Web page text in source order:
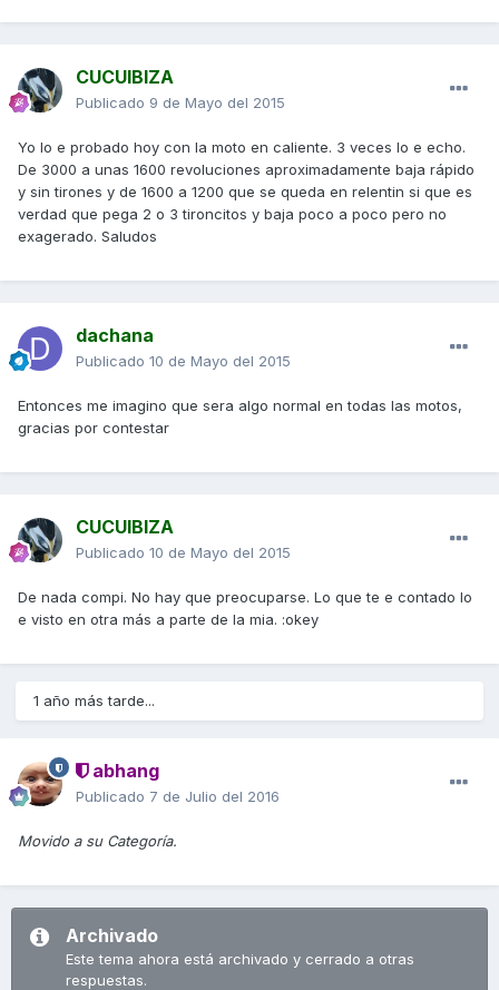
CUCUIBIZA
Publicado 9 de Mayo del 2015
Yo lo e probado hoy con la moto en caliente. 3 veces lo e echo.
De 3000 a unas 1600 revoluciones aproximadamente baja rápido
y sin tirones y de 1600 a 1200 que se queda en relentin si que es
verdad que pega 2 o 3 tironcitos y baja poco a poco pero no
exagerado. Saludos
dachana
Publicado 10 de Mayo del 2015
Entonces me imagino que sera algo normal en todas las motos,
gracias por contestar
CUCUIBIZA
Publicado 10 de Mayo del 2015
De nada compi. No hay que preocuparse. Lo que te e contado lo
e visto en otra más a parte de la mia. :okey
1 año más tarde...
abhang
Publicado 7 de Julio del 2016
Movido a su Categoría.
Archivado
Este tema ahora está archivado y cerrado a otras
respuestas.